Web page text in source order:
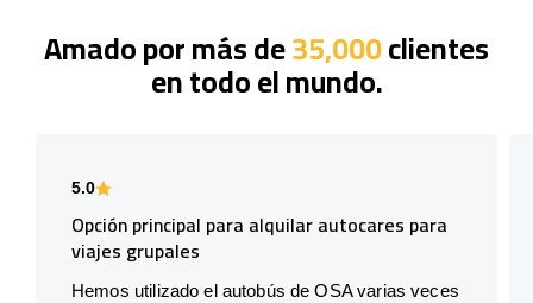
Amado por más de35,000clientes
en todo el mundo.
5.0
Opción principal para alquilar autocares para
viajes grupales
Hemos utilizado el autobús de OSA varias veces